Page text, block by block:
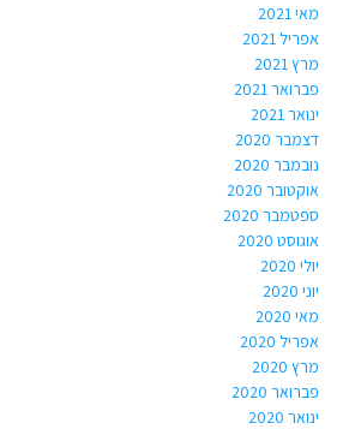
מאי 2021
אפריל 2021
מרץ 2021
פברואר 2021
ינואר 2021
דצמבר 2020
נובמבר 2020
אוקטובר 2020
ספטמבר 2020
אוגוסט 2020
יולי 2020
יוני 2020
מאי 2020
אפריל 2020
מרץ 2020
פברואר 2020
ינואר 2020